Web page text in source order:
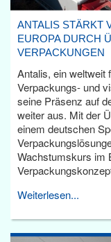
ANTALIS STÄRKT
EUROPA DURCH
VERPACKUNGEN
Antalis, ein weltweit
Verpackungs- und
seine Präsenz auf
weiter aus. Mit der
einem deutschen
Wachstumskurs im
Weiterlesen...